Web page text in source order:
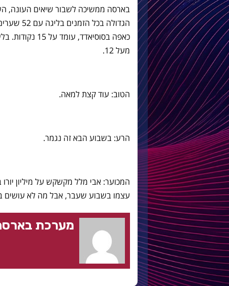
בארסה ממשיכה לשבור שיאים העונה,
הגדולה
כאפה
מעל 12.
הטוב: עוד קצת למאה.
הרע: בשבוע הבא זה נגמר.
עצמו בשבוע שעבר, אבל מה לא עושים
מערכת